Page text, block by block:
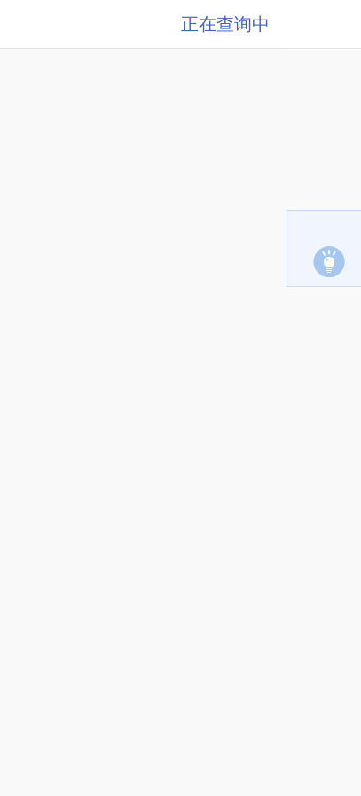
正在查询中